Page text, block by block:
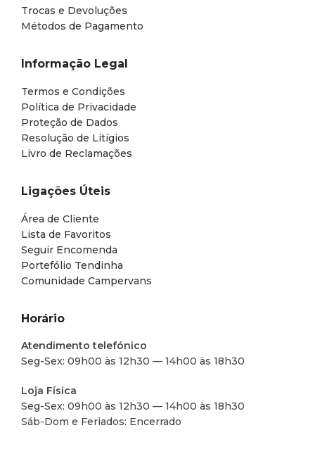
Trocas e Devoluções
Métodos de Pagamento
Informação Legal
Termos e Condições
Política de Privacidade
Proteção de Dados
Resolução de Litígios
Livro de Reclamações
Ligações Úteis
Área de Cliente
Lista de Favoritos
Seguir Encomenda
Portefólio Tendinha
Comunidade Campervans
Horário
Atendimento telefónico
Seg-Sex: 09h00 às 12h30 — 14h00 às 18h30
Loja Física
Seg-Sex: 09h00 às 12h30 — 14h00 às 18h30
Sáb-Dom e Feriados: Encerrado